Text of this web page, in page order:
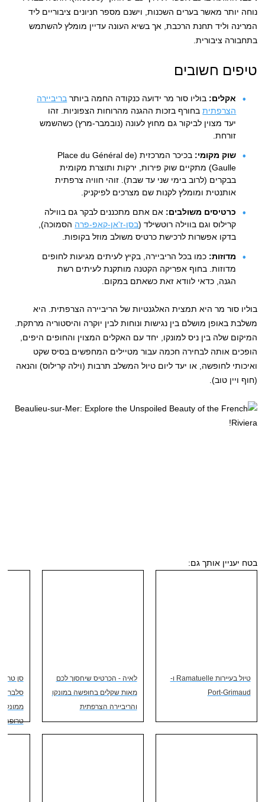
נוחה יותר מאשר בערים השכנות, וישנם מספר חניונים ציבוריים ליד
המרינה וליד תחנת הרכבת, אך בשיא העונה עדיין מומלץ להשתמש
בתחבורה ציבורית.
טיפים חשובים
אקלים: בוליו סור מר ידועה כנקודה החמה ביותר בריביירה
הצרפתיתבחורף בזכות ההגנה מהרוחות הצפוניות. זהו
יעד מצוין לביקור גם מחוץ לעונה (נובמבר-מרץ) כשהשמש
זורחת.
שוק מקומי:
בכיכר המרכזית (Place du Général de
Gaulle) מתקיים שוק פירות, ירקות ותוצרת מקומית
בבקרים (לרוב בימי שני עד שבת). זוהי חוויה צרפתית
אותנטית ומומלץ לקנות שם מצרכים לפיקניק.
כרטיסים משולבים: אם אתם מתכננים לבקר גם בווילה
קרילוס וגם בווילה רוטשילד (בסן-ז'אן-קאפ-פרה הסמוכה),
בדקו אפשרות לרכישת כרטיס משולב מוזל בקופות.
מדוזות: כמו בכל הריביירה, בקיץ לעיתים מגיעות לחופים
מדוזות. בחוף אפריקה הקטנה מותקנת לעיתים רשת
הגנה, כדאי לוודא זאת כשאתם במקום.
בוליו סור מר היא תמצית האלגנטיות של הריביירה הצרפתית. היא
משלבת באופן מושלם בין נגישות ונוחות לבין יוקרה והיסטוריה מרתקת.
המיקום שלה בין ניס למונקו, יחד עם האקלים המצוין והחופים היפים,
הופכים אותה לבחירה חכמה עבור מטיילים המחפשים בסיס שקט
ואיכותי לחופשה, או יעד ליום טיול המשלב תרבות (וילה קרילוס) והנאה
(חוף ויין טוב).
בטח יעניין אותך גם:
טיול בעיירות Ramatuelle ו-
Port-Grimaud
לאיה - הכרטיס שיחסוך לכם
מאות שקלים בחופשה במונקו
והריביירה הצרפתית
סן
ממונקו
טרופה